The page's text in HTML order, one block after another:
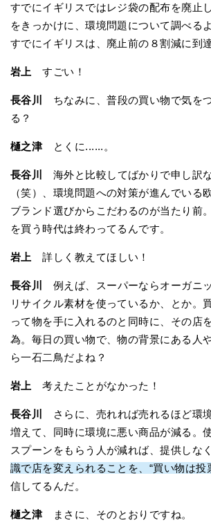
すでにイギリスではレジ袋の配布を廃止
をきっかけに、環境問題について調べる
すでにイギリスは、廃止前の８割減に到
岩上 すごい！
長谷川
ちなみに、普段の買い物で気を
る？
樋之津とくに......。
長谷川
海外と比較してばかりで申し訳
（笑）、環境問題への対策が進んでいる
ブランド選びからこだわるのが当たり前
を買う時代は終わってるんです。
岩上 詳しく教えてほしい！
長谷川
例えば、スーパーならオーガニ
リサイクル素材を使っているか、とか。
って物を手に入れるのと同時に、その店
為。毎日の買い物で、物の背景にある人
ら一石二鳥だよね？
岩上 考えたことがなかった！
長谷川
さらに、売れれば売れるほど環
増えて、同時に環境に悪い商品が減る。
スプーンをもらう人が減れば、提供しな
識で店を変えられることを、“買い物は投
信してるんだ。
樋之津まさに、そのとおりですね。